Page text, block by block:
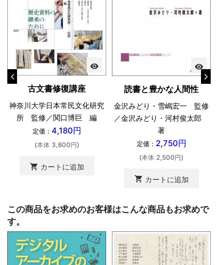
visibility
古文書修復講座
神奈川大学日本常民文化研究
所 監修／関口博巨 編
定価： 4,180円
(本体 3,800円)
shopping_cart カートに追加
visibility
読書と豊かな人間性
金沢みどり・雪嶋宏一 監修
／金沢みどり・河村俊太郎
著
定価： 2,750円
(本体 2,500円)
shopping_cart カートに追加
この商品をお求めのお客様はこんな商品もお求めで
す。